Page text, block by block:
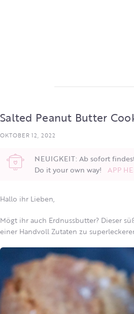
Salted Peanut Butter
OKTOBER 12, 2022
NEUIGKEIT: Ab sofort
Do it your own way! APP
Hallo ihr Lieben,
Mögt ihr auch Erdnussbutter? Dieser
einer Handvoll Zutaten zu